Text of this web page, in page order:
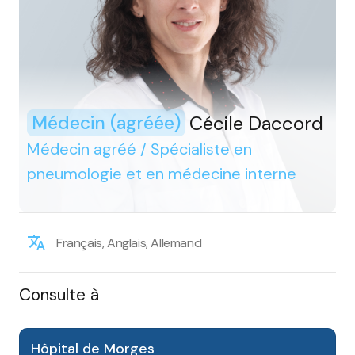
Médecin (agréée) Cécile Daccord
Médecin agréé / Spécialiste en
pneumologie et en médecine interne
Français, Anglais, Allemand
Consulte à
Hôpital de Morges